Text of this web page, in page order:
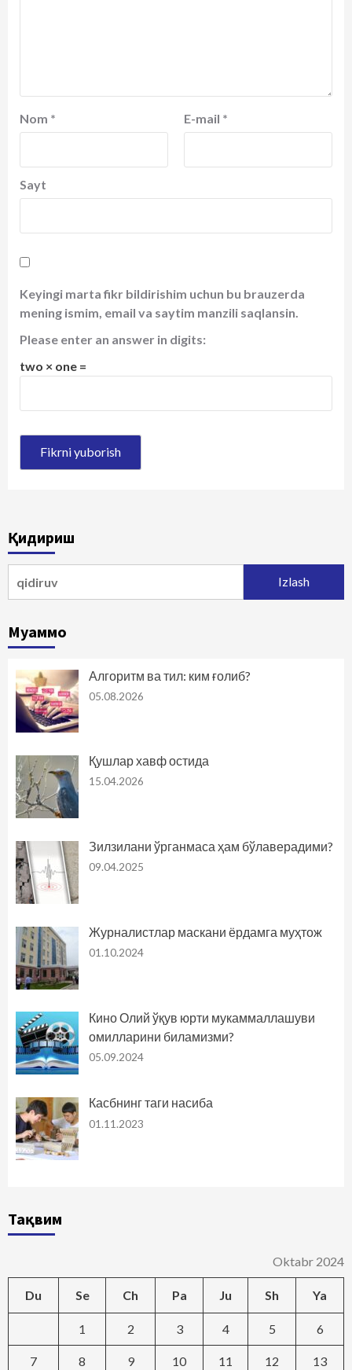
Nom * E-mail *
Sayt
Keyingi marta fikr bildirishim uchun bu brauzerda
mening ismim, email va saytim manzili saqlansin.
Please enter an answer in digits:
two × one =
Қидириш
Муаммо
Алгоритм ва тил: ким ғолиб?
05.08.2026
Қушлар хавф остида
15.04.2026
Зилзилани ўрганмаса ҳам бўлаверадими?
09.04.2025
Журналистлар маскани ёрдамга муҳтож
01.10.2024
Кино Олий ўқув юрти мукаммаллашуви
омилларини биламизми?
05.09.2024
Касбнинг таги насиба
01.11.2023
Тақвим
Oktabr 2024
Du Se Ch Pa Ju Sh Ya
1 2 3 4 5 6
7 8 9 10 11 12 13